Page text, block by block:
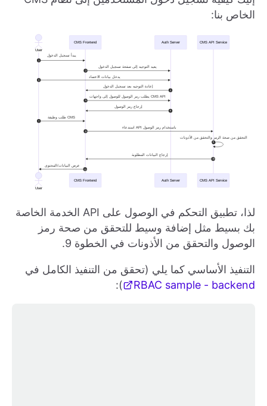
الخاص بنا:
لذا، تطبيق التحكم في الوصول على API الخدمة الخاصة
بك بسيط مثل إضافة وسيط للتحقق من صحة رمز
الوصول والتحقق من الأذونات في الخطوة 9.
التنفيذ الأساسي كما يلي (تحقق من التنفيذ الكامل في
RBAC sample - backend
):